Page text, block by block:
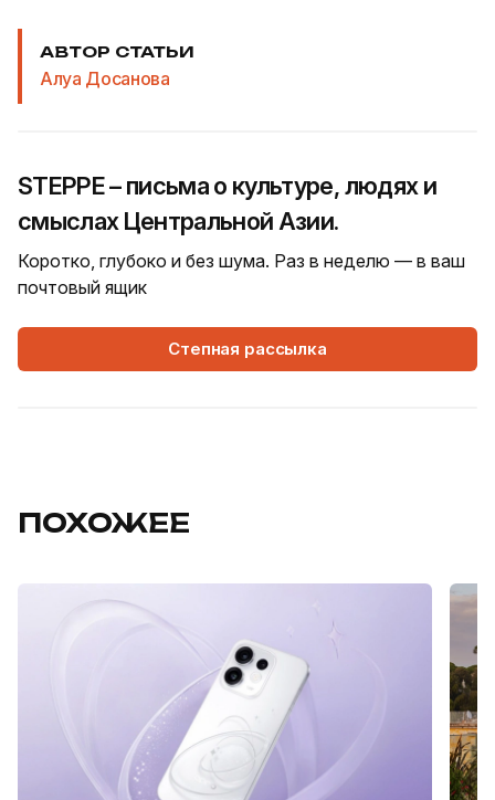
АВТОР СТАТЬИ
Алуа Досанова
STEPPE – письма о культуре, людях и
смыслах Центральной Азии.
Коротко, глубоко и без шума. Раз в неделю — в ваш
почтовый ящик
Степная рассылка
ПОХОЖЕЕ